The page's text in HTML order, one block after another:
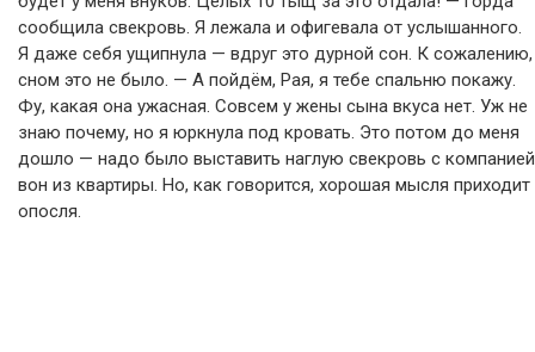
сообщила свекровь. Я лежала и офигевала от услышанного.
Я даже себя ущипнула — вдруг это дурной сон. К сожалению,
сном это не было. — А пойдём, Рая, я тебе спальню покажу.
Фу, какая она ужасная. Совсем у жены сына вкуса нет. Уж не
знаю почему, но я юркнула под кровать. Это потом до меня
дошло — надо было выставить наглую свекровь с компанией
вон из квартиры. Но, как говорится, хорошая мысля приходит
опосля.